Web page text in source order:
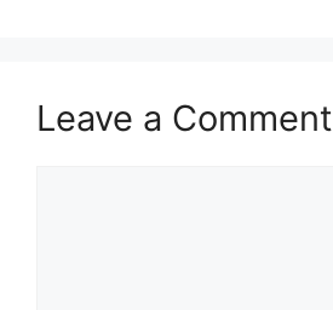
Leave a Comment